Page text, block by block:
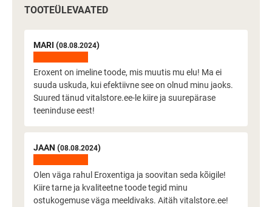
TOOTEÜLEVAATED
MARI (08.08.2024)
Eroxent on imeline toode, mis muutis mu elu! Ma ei
suuda uskuda, kui efektiivne see on olnud minu jaoks.
Suured tänud vitalstore.ee-le kiire ja suurepärase
teeninduse eest!
JAAN (08.08.2024)
Olen väga rahul Eroxentiga ja soovitan seda kõigile!
Kiire tarne ja kvaliteetne toode tegid minu
ostukogemuse väga meeldivaks. Aitäh vitalstore.ee!